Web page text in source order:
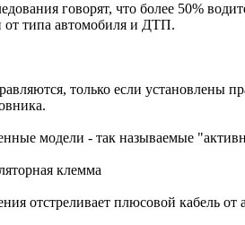
говорят, что более 50%
от типа автомобиля и ДТП.
только если установлены
модели - так называемые
клемма
отстреливает плюсовой кабель